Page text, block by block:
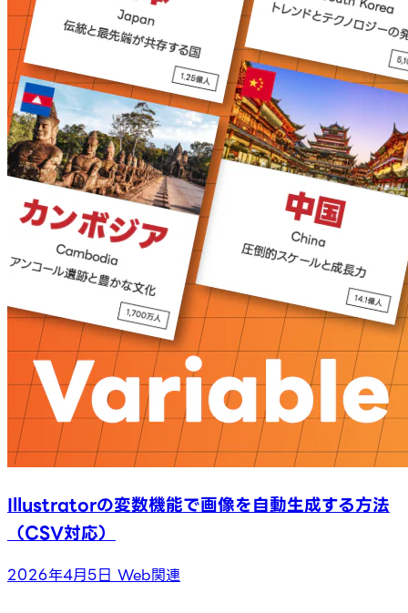
Illustratorの変数機能で画像を自動生成する方法
（CSV対応）
2026年4月5日 Web関連